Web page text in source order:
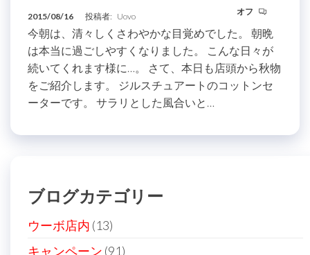
2015/08/16 投稿者: Uovo オフ
今朝は、清々しくさわやかな目覚めでした。 朝晩
は本当に過ごしやすくなりました。 こんな日々が
続いてくれます様に…。 さて、本日も店頭から秋物
をご紹介します。 ジルスチュアートのコットンセ
ーターです。 サラリとした風合いと…
ブログカテゴリー
ウーボ店内 (13)
キャンペーン (91)